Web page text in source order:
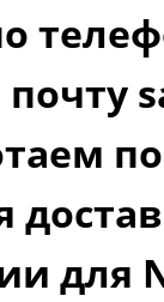
для